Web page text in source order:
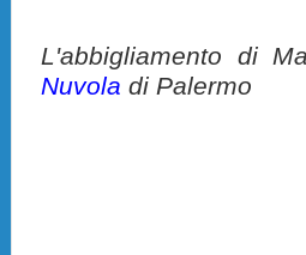
L'abbigliamento di
Nuvola di Palermo